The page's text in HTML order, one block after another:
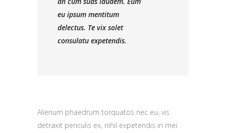
eu ipsum mentitum
delectus. Te vix solet
consulatu expetendis.
Alienum phaedrum torquatos nec eu, vis
detraxit periculis ex, nihil expetendis in mei.